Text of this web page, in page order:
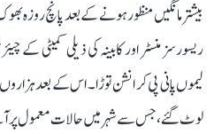
بیشتر مانگیں منظور ہونے کے بعد پانچ روزہ
ریسورسز منسٹر اور کابینہ کی ذیلی کمیٹی کے
لیموں پانی پی کر انشن توڑا۔ اس کے بعد
لوٹ گئے، جس سے شہر میں حالات معمول پر